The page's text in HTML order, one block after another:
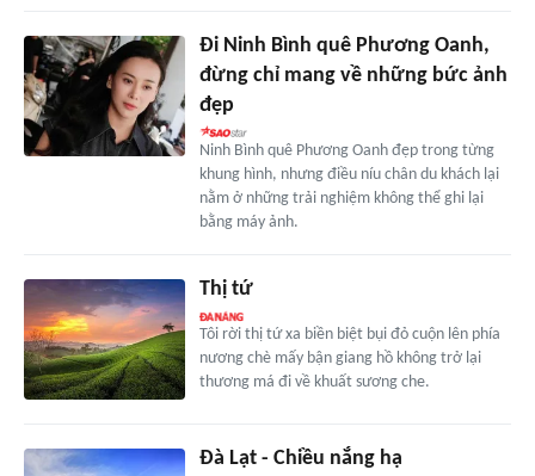
Đi Ninh Bình quê Phương Oanh,
đừng chỉ mang về những bức ảnh
đẹp
Ninh Bình quê Phương Oanh đẹp trong từng
khung hình, nhưng điều níu chân du khách lại
nằm ở những trải nghiệm không thể ghi lại
bằng máy ảnh.
Thị tứ
Tôi rời thị tứ xa biền biệt bụi đỏ cuộn lên phía
nương chè mấy bận giang hồ không trở lại
thương má đi về khuất sương che.
Đà Lạt - Chiều nắng hạ